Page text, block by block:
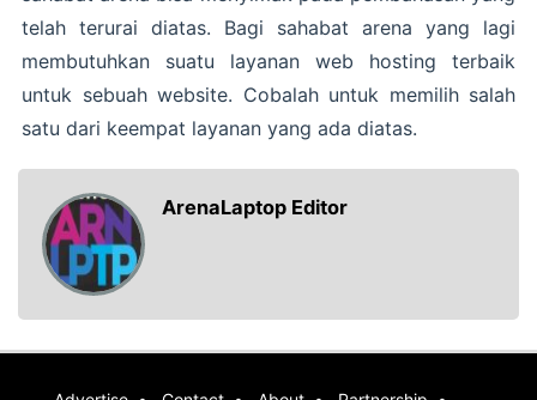
telah terurai diatas. Bagi sahabat arena yang lagi
membutuhkan suatu layanan web hosting terbaik
untuk sebuah website. Cobalah untuk memilih salah
satu dari keempat layanan yang ada diatas.
ArenaLaptop Editor